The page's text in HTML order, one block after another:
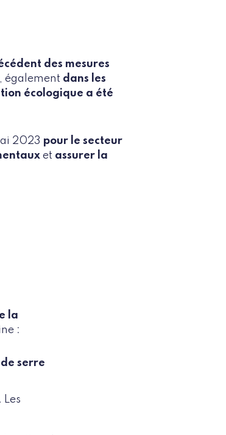
des mesures
également dans les
écologique a été
2023 pour le secteur
et assurer la
la
:
serre
. Les